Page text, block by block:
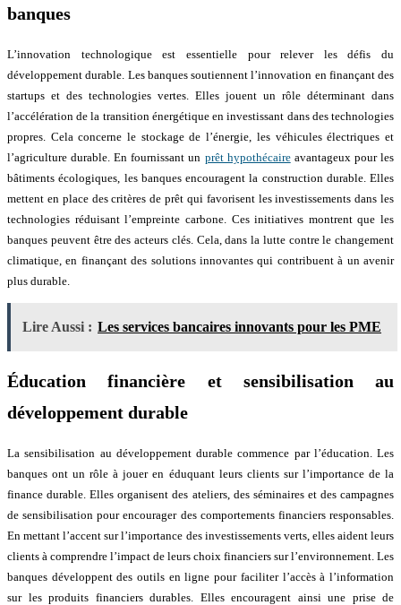
banques
L’innovation technologique est essentielle pour relever les défis du
développement durable. Les banques soutiennent l’innovation en finançant des
startups et des technologies vertes. Elles jouent un rôle déterminant dans
l’accélération de la transition énergétique en investissant dans des technologies
propres. Cela concerne le stockage de l’énergie, les véhicules électriques et
l’agriculture durable. En fournissant un prêt hypothécaireavantageux pour les
bâtiments écologiques, les banques encouragent la construction durable. Elles
mettent en place des critères de prêt qui favorisent les investissements dans les
technologies réduisant l’empreinte carbone. Ces initiatives montrent que les
banques peuvent être des acteurs clés. Cela, dans la lutte contre le changement
climatique, en finançant des solutions innovantes qui contribuent à un avenir
plus durable.
Lire Aussi : Les services bancaires innovants pour les PME
Éducation financière et sensibilisation au
développement durable
La sensibilisation au développement durable commence par l’éducation. Les
banques ont un rôle à jouer en éduquant leurs clients sur l’importance de la
finance durable. Elles organisent des ateliers, des séminaires et des campagnes
de sensibilisation pour encourager des comportements financiers responsables.
En mettant l’accent sur l’importance des investissements verts, elles aident leurs
clients à comprendre l’impact de leurs choix financiers sur l’environnement. Les
banques développent des outils en ligne pour faciliter l’accès à l’information
sur les produits financiers durables. Elles encouragent ainsi une prise de